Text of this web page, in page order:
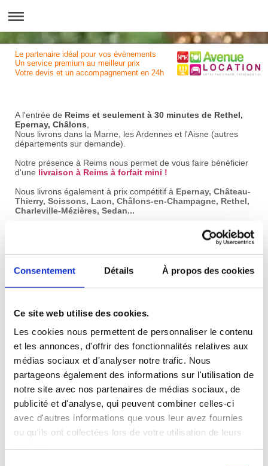
Consentement Détails À propos des cookies
Ce site web utilise des cookies.
Les cookies nous permettent de personnaliser le contenu
et les annonces, d'offrir des fonctionnalités relatives aux
médias sociaux et d'analyser notre trafic. Nous
partageons également des informations sur l'utilisation de
notre site avec nos partenaires de médias sociaux, de
publicité et d'analyse, qui peuvent combiner celles-ci
avec d'autres informations que vous leur avez fournies
ou qu'ils ont collectées lors de votre utilisation de leurs
Le partenaire idéal pour vos évènements
Un service premium au meilleur prix
Votre devis et un accompagnement en 24h
A l'entrée de Reims et seulement à 30 minutes de Rethel,
Epernay, Châlons
Nous livrons dans la Marne, les Ardennes et l'Aisne (autres
départements sur demande).
Notre présence à Reims nous permet de vous faire bénéficier
d'une livraison à Reims à forfait mini !
Nous livrons également à prix compétitif à Epernay, Château-
Thierry, Soissons, Laon, Châlons-en-Champagne, Rethel,
Charleville-Mézières, Sedan...
Nous sommes à votre écoute par téléphone ou par mail.
Si vous le souhaitez, vous pouvez nous rencontrer dans nos
locaux sur RDV.
AVENUE LOCATION (AGENCE)
Pour nous rencontrer...